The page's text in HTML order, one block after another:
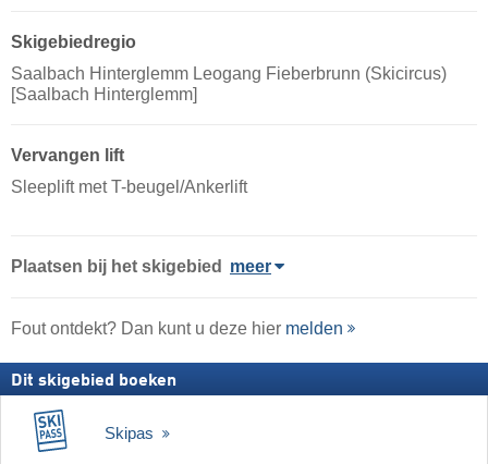
Skigebiedregio
Saalbach Hinterglemm Leogang Fieberbrunn (Skicircus)
[Saalbach Hinterglemm]
Vervangen lift
Sleeplift met T-beugel/Ankerlift
Plaatsen bij het skigebied meer
Fout ontdekt? Dan kunt u deze hier melden
Dit skigebied boeken
Skipas